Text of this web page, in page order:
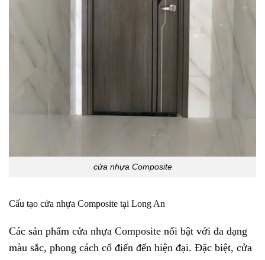
cửa nhựa Composite
Cấu tạo cửa nhựa Composite tại Long An
Các sản phẩm cửa nhựa Composite nổi bật với đa dạng
màu sắc, phong cách cổ điển đến hiện đại. Đặc biệt, cửa